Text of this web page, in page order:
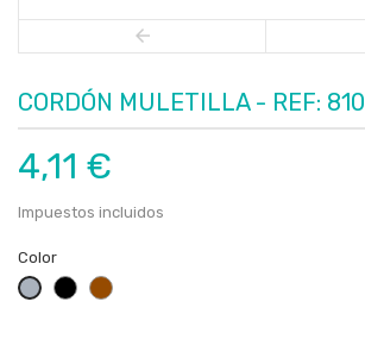
CORDÓN MULETILLA - REF: 810
4,11 €
Impuestos incluidos
Color
Gris
NegroMarrón